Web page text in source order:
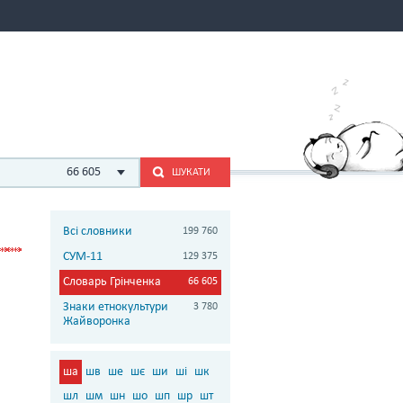
66 605 ШУКАТИ
Всі словники 199 760
СУМ-11 129 375
Словарь Грінченка 66 605
Знаки етнокультури
Жайворонка
3 780
ша шв ше шє ши ші шк
шл
шм шн шо шп шр шт